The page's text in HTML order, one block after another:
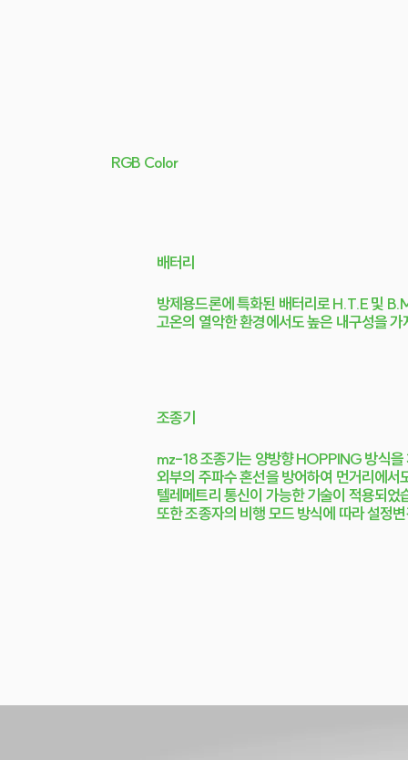
RGB Color
배터리
방제용드론에 특화된 배터리로 H.T.E 및
고온의 열악한 환경에서도 높은 내구성을
조종기
mz-18 조종기는 양방향 HOPPING 방식
외부의 주파수 혼선을 방어하여 먼거리에서
텔레메트리 통신이 가능한 기술이 적용되었
또한 조종자의 비행 모드 방식에 따라 설정